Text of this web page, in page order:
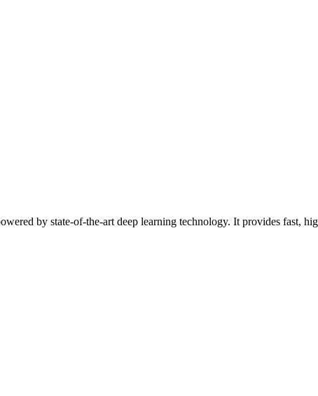
by state-of-the-art deep learning technology. It provides fast,